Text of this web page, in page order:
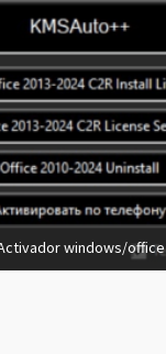
windows/office